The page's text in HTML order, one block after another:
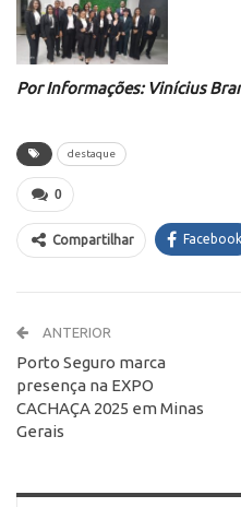
Por Informações: Vinícius
destaque
0
Compartilhar Facebook
ANTERIOR
Porto Seguro marca
presença na EXPO
CACHAÇA 2025 em Minas
Gerais